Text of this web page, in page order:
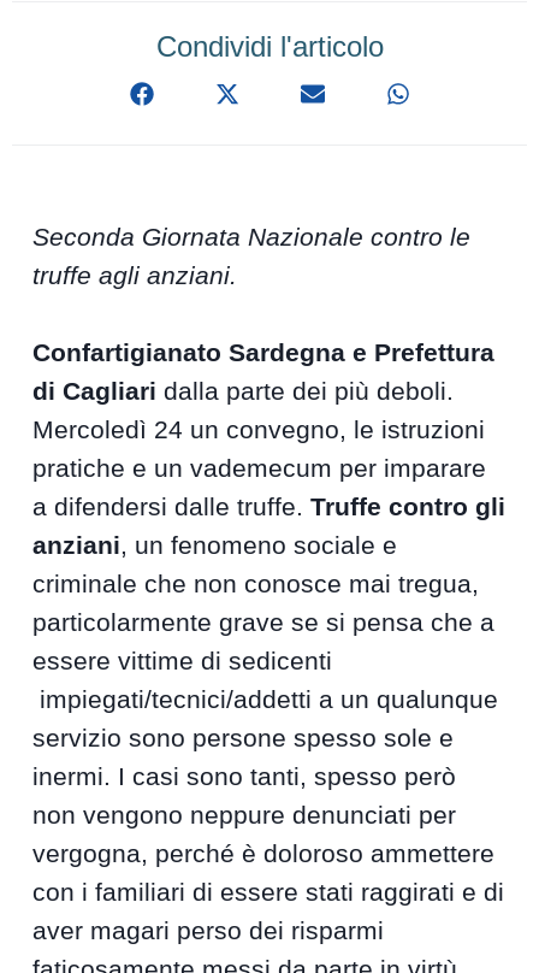
Condividi l'articolo
Seconda Giornata Nazionale contro le
truffe agli anziani.
Confartigianato Sardegna e Prefettura
di Cagliari dalla parte dei più deboli.
Mercoledì 24 un convegno, le istruzioni
pratiche e un vademecum per imparare
a difendersi dalle truffe.Truffe contro gli
anziani, un fenomeno sociale e
criminale che non conosce mai tregua,
particolarmente grave se si pensa che a
essere vittime di sedicenti
impiegati/tecnici/addetti a un qualunque
servizio sono persone spesso sole e
inermi. I casi sono tanti, spesso però
non vengono neppure denunciati per
vergogna, perché è doloroso ammettere
con i familiari di essere stati raggirati e di
aver magari perso dei risparmi